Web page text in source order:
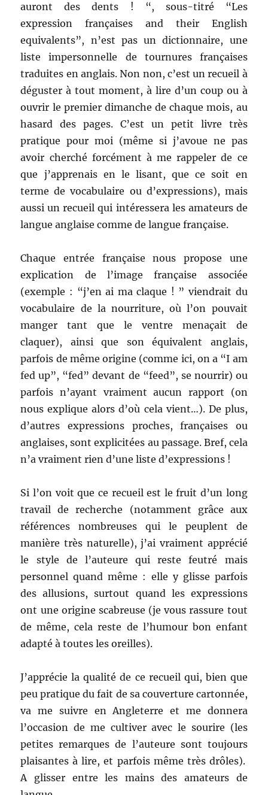
auront des dents ! “, sous-titré “Les
expression françaises and their English
equivalents”, n’est pas un dictionnaire, une
liste impersonnelle de tournures françaises
traduites en anglais. Non non, c’est un recueil à
déguster à tout moment, à lire d’un coup ou à
ouvrir le premier dimanche de chaque mois, au
hasard des pages. C’est un petit livre très
pratique pour moi (même si j’avoue ne pas
avoir cherché forcément à me rappeler de ce
que j’apprenais en le lisant, que ce soit en
terme de vocabulaire ou d’expressions), mais
aussi un recueil qui intéressera les amateurs de
langue anglaise comme de langue française.
Chaque entrée française nous propose une
explication de l’image française associée
(exemple : “j’en ai ma claque ! ” viendrait du
vocabulaire de la nourriture, où l’on pouvait
manger tant que le ventre menaçait de
claquer), ainsi que son équivalent anglais,
parfois de même origine (comme ici, on a “I am
fed up”, “fed” devant de “feed”, se nourrir) ou
parfois n’ayant vraiment aucun rapport (on
nous explique alors d’où cela vient…). De plus,
d’autres expressions proches, françaises ou
anglaises, sont explicitées au passage. Bref, cela
n’a vraiment rien d’une liste d’expressions !
Si l’on voit que ce recueil est le fruit d’un long
travail de recherche (notamment grâce aux
références nombreuses qui le peuplent de
manière très naturelle), j’ai vraiment apprécié
le style de l’auteure qui reste feutré mais
personnel quand même : elle y glisse parfois
des allusions, surtout quand les expressions
ont une origine scabreuse (je vous rassure tout
de même, cela reste de l’humour bon enfant
adapté à toutes les oreilles).
J’apprécie la qualité de ce recueil qui, bien que
peu pratique du fait de sa couverture cartonnée,
va me suivre en Angleterre et me donnera
l’occasion de me cultiver avec le sourire (les
petites remarques de l’auteure sont toujours
plaisantes à lire, et parfois même très drôles).
A glisser entre les mains des amateurs de